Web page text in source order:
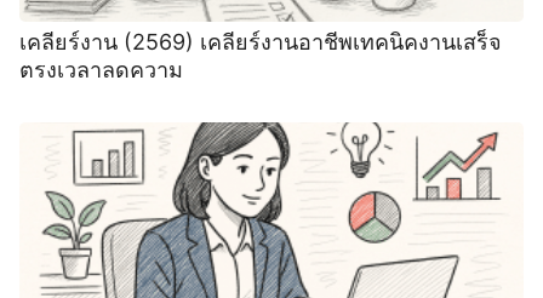
เคลียร์งาน (2569) เคลียร์งานอาชีพเทคนิคงานเสร็จ
ตรงเวลาลดความ